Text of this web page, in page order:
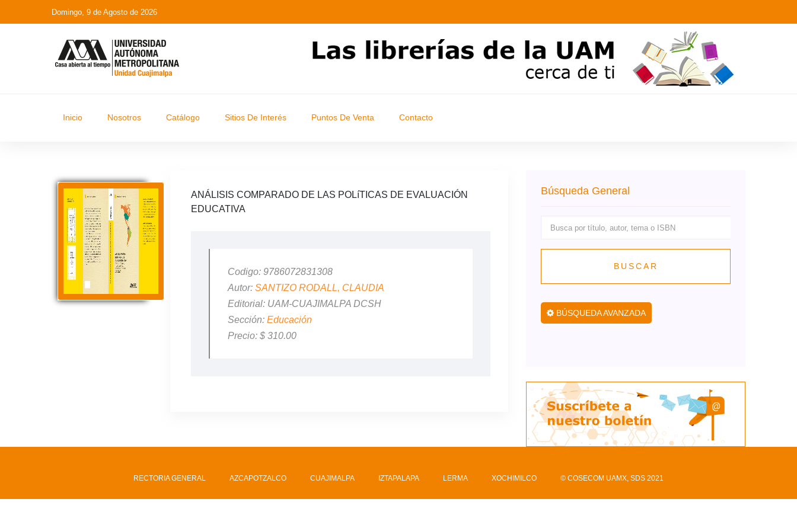
Domingo, 9 de Agosto de 2026
Inicio Nosotros Catálogo Sitios De Interés Puntos De Venta Contacto
ANÁLISIS COMPARADO DE LAS POLíTICAS DE EVALUACIÓN
EDUCATIVA
Codigo: 9786072831308
Autor: SANTIZO RODALL, CLAUDIA
Editorial: UAM-CUAJIMALPA DCSH
Sección: Educación
Precio: $ 310.00
Búsqueda General
BUSCAR
BÚSQUEDA AVANZADA
RECTORIA GENERAL AZCAPOTZALCO CUAJIMALPA IZTAPALAPA LERMA XOCHIMILCO © COSECOM UAMX, SDS 2021